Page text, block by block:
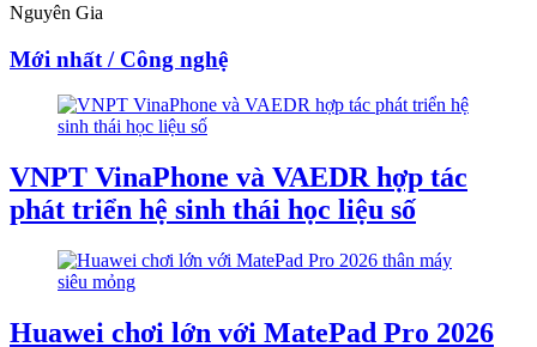
Nguyên Gia
Mới nhất / Công nghệ
VNPT VinaPhone và VAEDR hợp tác
phát triển hệ sinh thái học liệu số
Huawei chơi lớn với MatePad Pro 2026